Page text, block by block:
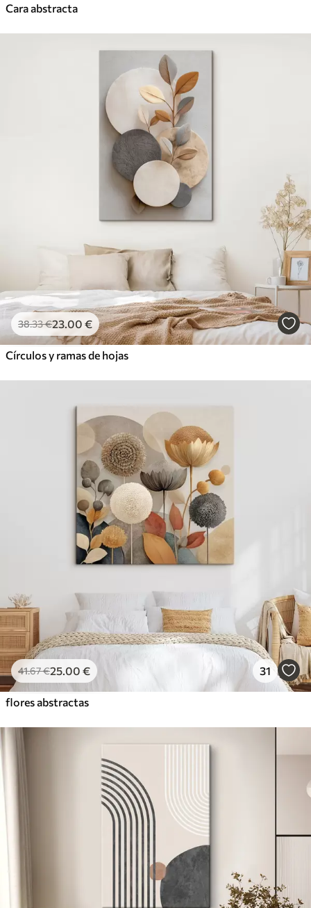
Cara abstracta
38.33€23.00 €
Círculos y ramas de hojas
41.67€25.00 € 31
flores abstractas